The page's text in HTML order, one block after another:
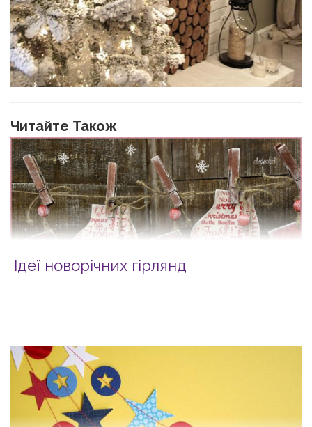
Читайте Також
Ідеї новорічних гірлянд